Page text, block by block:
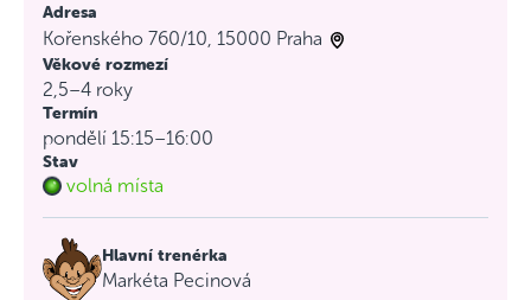
Adresa
Kořenského 760/10, 15000 Praha
Věkové rozmezí
2,5–4 roky
Termín
pondělí 15:15–16:00
Stav
volná místa
Hlavní trenérka
Markéta Pecinová